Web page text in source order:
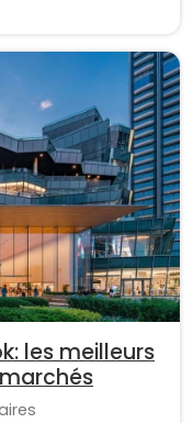
les meilleurs